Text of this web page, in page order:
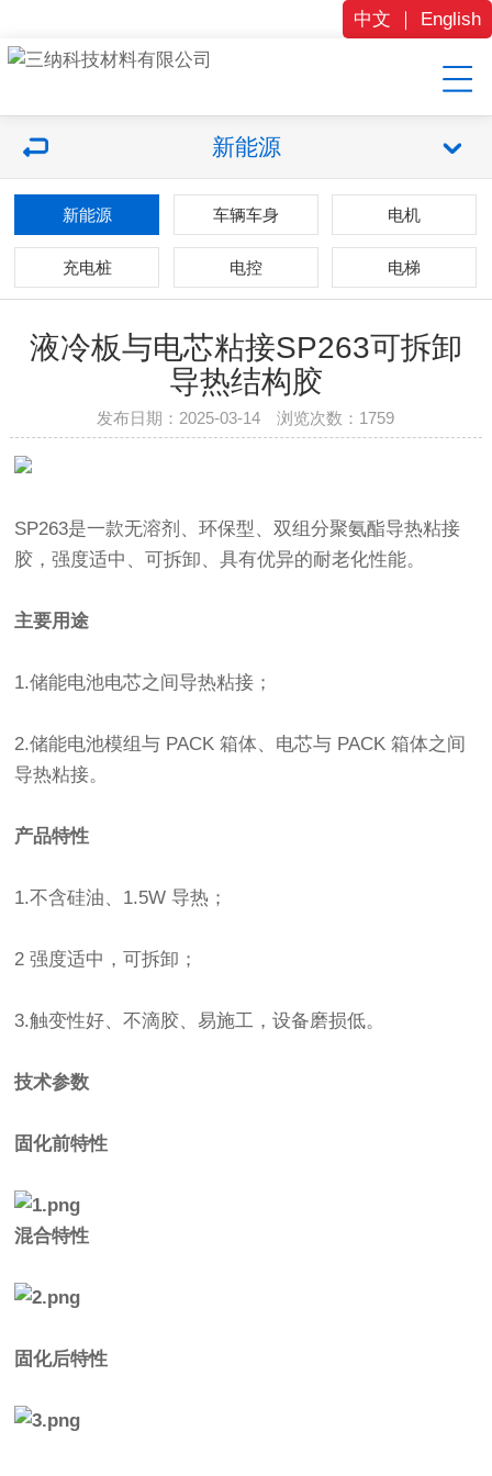
中文 ｜ English
新能源
新能源 车辆车身 电机
充电桩 电控 电梯
液冷板与电芯粘接SP263可拆卸
导热结构胶
发布日期：2025-03-14 浏览次数： 1759
SP263是一款无溶剂、环保型、双组分聚氨酯导热粘接
胶，强度适中、可拆卸、具有优异的耐老化性能。
主要用途
1.储能电池电芯之间导热粘接；
2.储能电池模组与 PACK 箱体、电芯与 PACK 箱体之间
导热粘接。
产品特性
1.不含硅油、1.5W 导热；
2 强度适中，可拆卸；
3.触变性好、不滴胶、易施工，设备磨损低。
技术参数
固化前特性
混合特性
固化后特性